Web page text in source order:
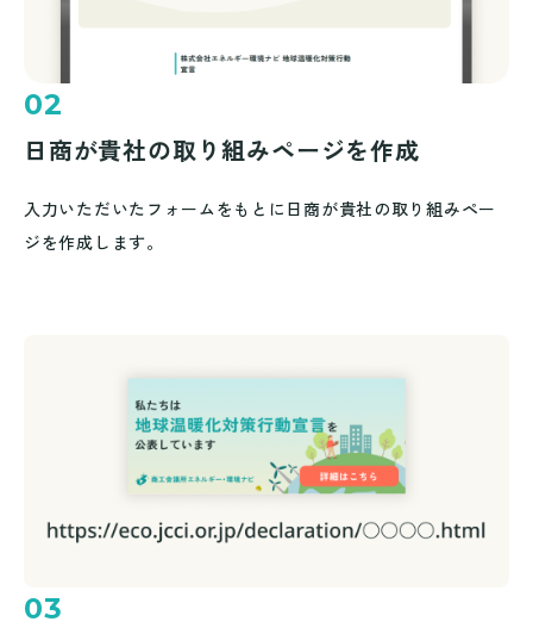
02
日商が貴社の取り組みページを作成
入力いただいたフォームをもとに日商が貴社の取り組みペー
ジを作成します。
03